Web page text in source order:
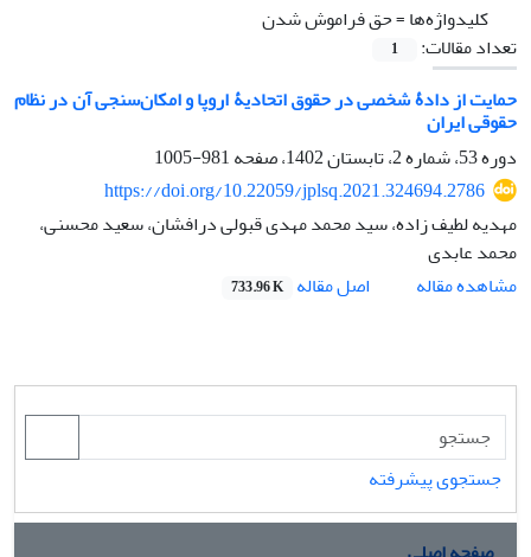
کلیدواژه‌ها =حق ‏فراموش‌ شدن
تعداد مقالات:
1
حمایت از دادۀ شخصی در حقوق اتحادیۀ اروپا و امکان‌سنجی آن در نظام
حقوقی ‏ایران
دوره 53، شماره 2، تابستان 1402، صفحه
981-1005
https://doi.org/10.22059/jplsq.2021.324694.2786
مهدیه لطیف زاده، سید محمد مهدی قبولی درافشان، سعید محسنی،
محمد عابدی
مشاهده مقاله
اصل مقاله 733.96 K
جستجوی پیشرفته